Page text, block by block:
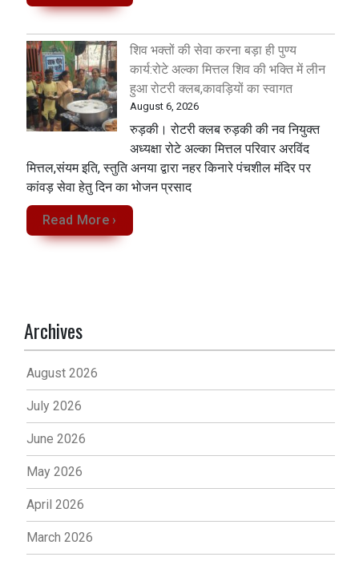
शिव भक्तों की सेवा करना बड़ा ही पुण्य
कार्य:रोटे अल्का मित्तल शिव की भक्ति में लीन
हुआ रोटरी क्लब,कावड़ियों का स्वागत
August 6, 2026
रुड़की। रोटरी क्लब रुड़की की नव नियुक्त
अध्यक्षा रोटे अल्का मित्तल परिवार अरविंद
मित्तल,संयम इति, स्तुति अनया द्वारा नहर किनारे पंचशील मंदिर पर
कांवड़ सेवा‌ हेतु दिन का भोजन प्रसाद
Read More ›
Archives
August 2026
July 2026
June 2026
May 2026
April 2026
March 2026